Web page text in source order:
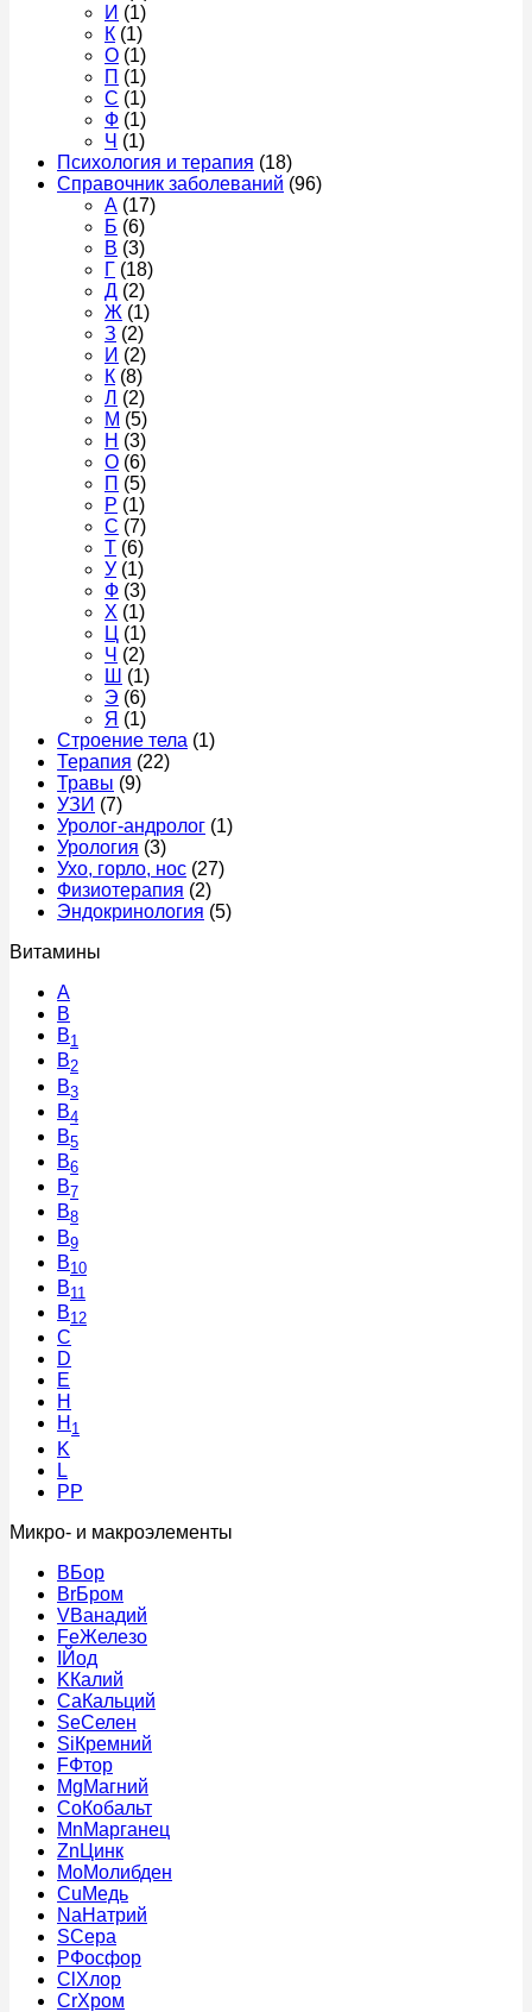
И (1)
К (1)
О (1)
П (1)
С (1)
Ф (1)
Ч (1)
Психология и терапия (18)
Справочник заболеваний (96)
А (17)
Б (6)
В (3)
Г (18)
Д (2)
Ж (1)
З (2)
И (2)
К (8)
Л (2)
М (5)
Н (3)
О (6)
П (5)
Р (1)
С (7)
Т (6)
У (1)
Ф (3)
Х (1)
Ц (1)
Ч (2)
Ш
(1)
Э (6)
Я (1)
Строение тела (1)
Терапия (22)
Травы (9)
УЗИ (7)
Уролог-андролог (1)
Урология (3)
Ухо, горло, нос (27)
Физиотерапия (2)
Эндокринология (5)
Витамины
A
В
B1
B2
B3
B4
B5
B6
B7
B8
B9
B10
B11
B12
C
D
E
H
H 1
K
L
PP
Микро- и макроэлементы
BБор
BrБром
VВанадий
FeЖелезо
Йод
KКалий
CaКальций
SeСелен
SiКремний
FФтор
MgМагний
CoКобальт
MnМарганец
Zn Цинк
MoМолибден
CuМедь
NaНатрий
SСера
PФосфор
Cl Хлор
CrХром